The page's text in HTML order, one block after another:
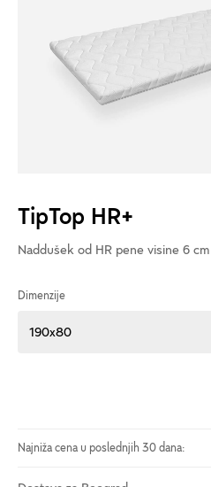
TipTop HR+
Naddušek od HR pene visine 6 cm
Dimenzije
190x80
Najniža cena u poslednjih 30 dana: